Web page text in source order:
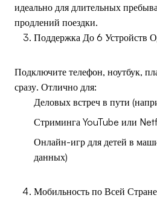
идеально для длительных
продлений поездки.
Поддержка До 6 Устройств
Подключите телефон, ноутбук,
сразу. Отлично для:
Деловых встреч в пути
Стриминга YouTube или
Онлайн-игр для детей в
данных)
Мобильность по Всей Стране